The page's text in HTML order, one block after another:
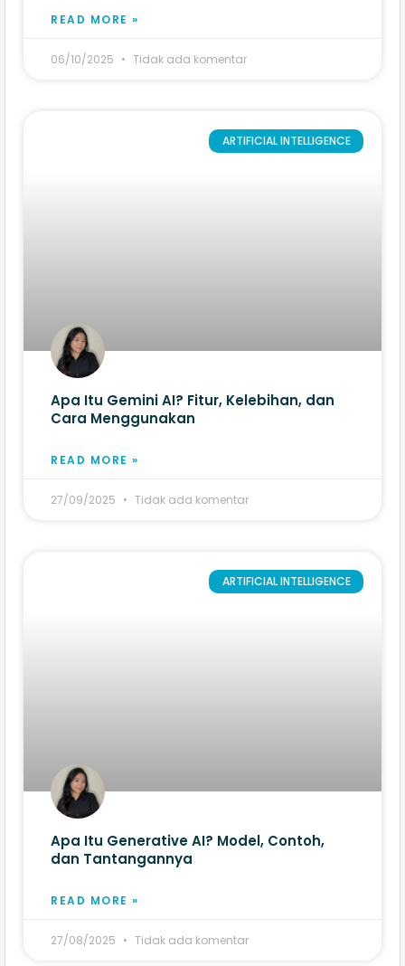
READ MORE »
06/10/2025 Tidak ada komentar
ARTIFICIAL INTELLIGENCE
Apa Itu Gemini AI? Fitur, Kelebihan, dan
Cara Menggunakan
READ MORE »
27/09/2025 Tidak ada komentar
ARTIFICIAL INTELLIGENCE
Apa Itu Generative AI? Model, Contoh,
dan Tantangannya
READ MORE »
27/08/2025 Tidak ada komentar